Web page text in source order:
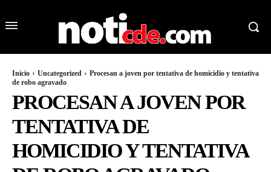
Inicio Uncategorized
Procesan a joven por tentativa de homicidio y tentativa
de robo agravado
PROCESAN A JOVEN POR
TENTATIVA DE
HOMICIDIO Y TENTATIVA